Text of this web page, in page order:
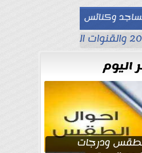
وكنائس
اليوم
ودرجات